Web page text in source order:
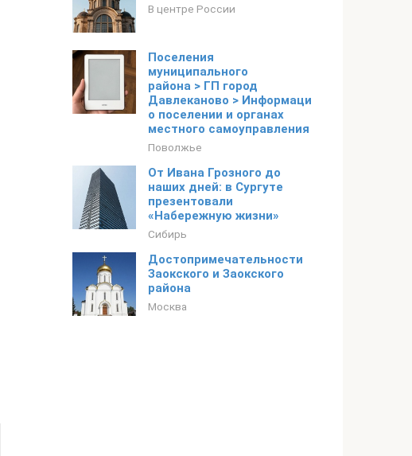
В центре России
Поселения
муниципального
района > ГП город
Давлеканово > Информация
о поселении и органах
местного самоуправления
Поволжье
От Ивана Грозного до
наших дней: в Сургуте
презентовали
«Набережную жизни»
Сибирь
Достопримечательности
Заокского и Заокского
района
Москва